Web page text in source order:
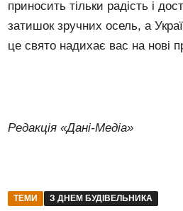
приносить тільки радість і
затишок зручних осель, а
це свято надихає вас на нові
Редакція «Дані-Медіа»
ТЕМИ З ДНЕМ БУДІВЕЛЬНИКА